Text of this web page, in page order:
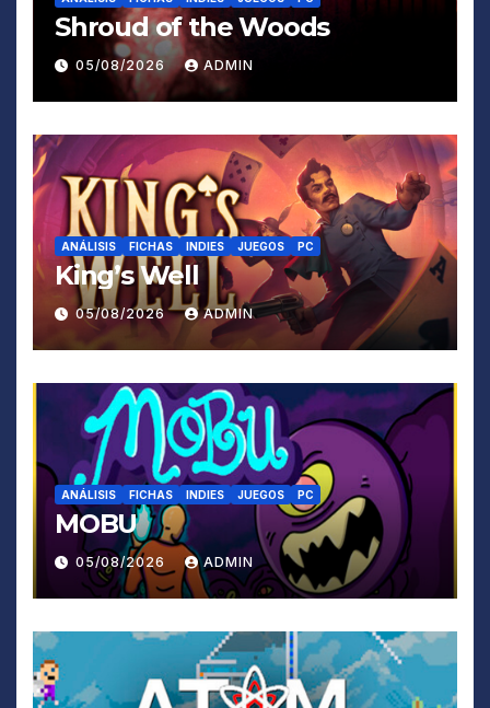
Shroud of the Woods
05/08/2026 ADMIN
ANÁLISIS FICHAS INDIES JUEGOS PC
King’s Well
05/08/2026 ADMIN
ANÁLISIS FICHAS INDIES JUEGOS PC
MOBU
05/08/2026 ADMIN